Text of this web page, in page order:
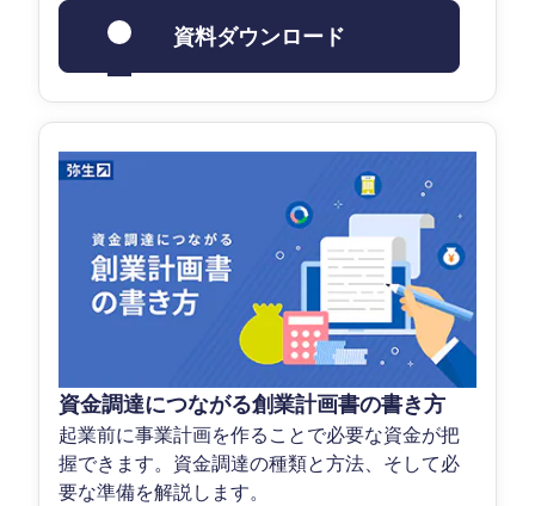
資料ダウンロード
資金調達につながる創業計画書の書き方
起業前に事業計画を作ることで必要な資金が把
握できます。資金調達の種類と方法、そして必
要な準備を解説します。